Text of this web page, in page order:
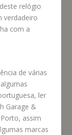
relógio
verdadeiro
com a
de várias
ler
Garage &
assim
marcas